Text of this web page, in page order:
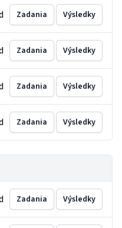
Zadania Výsledky
Zadania Výsledky
Zadania Výsledky
Zadania Výsledky
Zadania Výsledky